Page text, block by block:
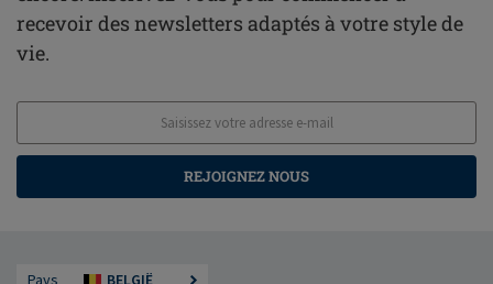
recevoir des newsletters adaptés à votre style de
vie.
REJOIGNEZ NOUS
Pays BELGIË